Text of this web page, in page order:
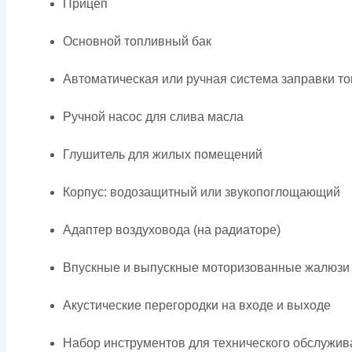
Прицеп
Основной топливный бак
Автоматическая или ручная система заправки
Ручной насос для слива масла
Глушитель для жилых помещений
Корпус: водозащитный или звукопоглощающий
Адаптер воздуховода (на радиаторе)
Впускные и выпускные моторизованные жалюзи
Акустические перегородки на входе и выходе
Набор инструментов для технического